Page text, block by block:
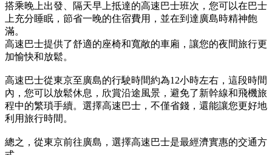
搭乘晚上出發、隔天早上抵達的高速巴士班次，您可以在巴士
上充分睡眠，節省一晚的住宿費用，並在到達廣島時精神飽
滿。
高速巴士提供了舒適的座椅和寬敞的車廂，讓您的夜間旅行更
加愉快和放鬆。
高速巴士從東京至廣島的行駛時間約為12小時左右，這段時間
內，您可以放鬆休息，欣賞沿途風景，避免了新幹線和飛機旅
程中的繁瑣手續。選擇高速巴士，不僅省錢，還能讓您更好地
利用旅行時間。
總之，從東京前往廣島，選擇高速巴士是最經濟實惠的交通方